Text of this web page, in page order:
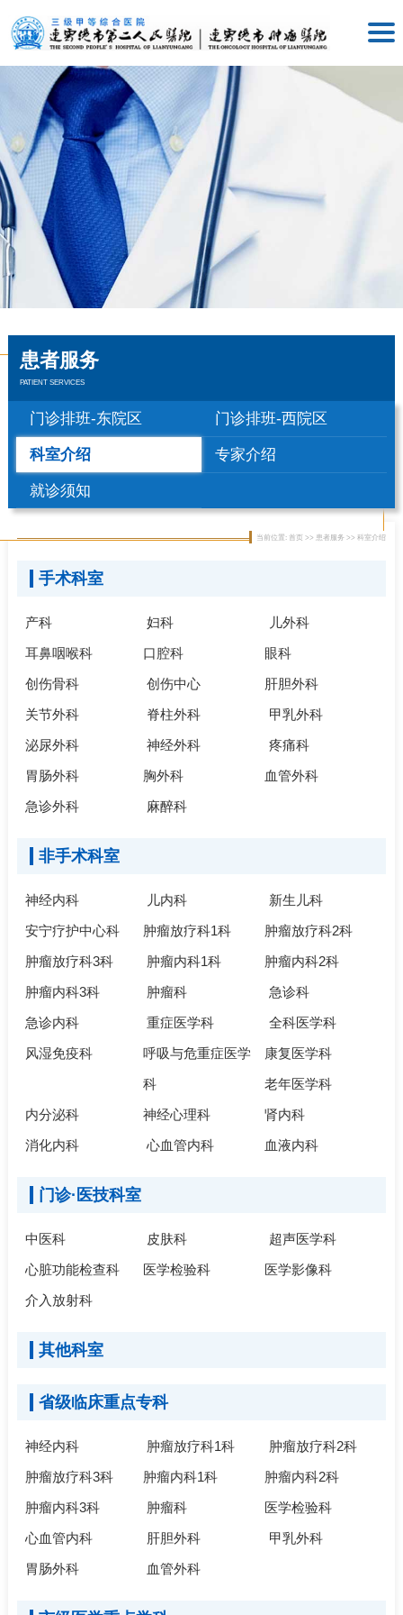
患者服务
PATIENT SERVICES
门诊排班-东院区 门诊排班-西院区
科室介绍 专家介绍
就诊须知
当前位置: 首页 >> 患者服务 >> 科室介绍
手术科室
产科 妇科
儿外科
耳鼻咽喉科
口腔科
眼科
创伤骨科
创伤中心
肝胆外科
关节外科
脊柱外科
甲乳外科
泌尿外科
神经外科
疼痛科
胃肠外科
胸外科
血管外科
急诊外科
麻醉科
非手术科室
神经内科 儿内科
新生儿科
安宁疗护中心科
肿瘤放疗科1科
肿瘤放疗科2科
肿瘤放疗科3科
肿瘤内科1科
肿瘤内科2科
肿瘤内科3科
肿瘤科
急诊科
急诊内科
重症医学科
全科医学科
风湿免疫科
呼吸与危重症医学
科
康复医学科
老年医学科
内分泌科
神经心理科
肾内科
消化内科
心血管内科 血液内科
门诊·医技科室
中医科 皮肤科
超声医学科
心脏功能检查科
医学检验科
医学影像科
介入放射科
其他科室
省级临床重点专科
神经内科 肿瘤放疗科1科
肿瘤放疗科2科
肿瘤放疗科3科
肿瘤内科1科
肿瘤内科2科
肿瘤内科3科
肿瘤科
医学检验科
心血管内科
肝胆外科
甲乳外科
胃肠外科
血管外科